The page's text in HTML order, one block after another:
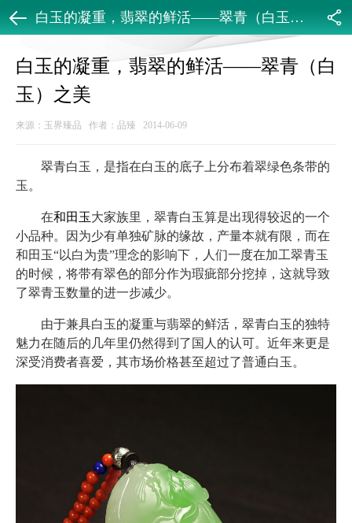
白玉的凝重，翡翠的鲜活——翠青（白玉）之美
白玉的凝重，翡翠的鲜活——翠青（白
玉）之美
来源：玉界臻品 作者：品臻 2014-06-09
翠青白玉，是指在白玉的底子上分布着翠绿色条带的
玉。
在和田玉大家族里，翠青白玉算是出现得较迟的一个
小品种。因为少有单独矿脉的缘故，产量本就有限，而在
和田玉“以白为贵”理念的影响下，人们一度在加工翠青玉
的时候，将带有翠色的部分作为瑕疵部分挖掉，这就导致
了翠青玉数量的进一步减少。
由于兼具白玉的凝重与翡翠的鲜活，翠青白玉的独特
魅力在随后的几年里仍然得到了国人的认可。近年来更是
深受消费者喜爱，其市场价格甚至超过了普通白玉。